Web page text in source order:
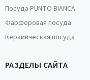
Посуда PUNTO BIANCA
Фарфоровая посуда
Керамическая посуда
РАЗДЕЛЫ САЙТА